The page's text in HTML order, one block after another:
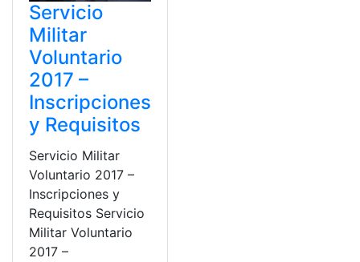
Servicio
Militar
Voluntario
2017 –
Inscripciones
y Requisitos
Servicio Militar
Voluntario 2017 –
Inscripciones y
Requisitos Servicio
Militar Voluntario
2017 –